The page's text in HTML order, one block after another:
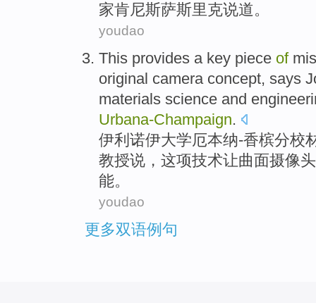
家肯尼斯萨斯里克说道。
youdao
This provides a key piece of
original camera concept, says
materials science and
Urbana-Champaign.
伊利诺伊大学厄本纳-香槟分校
教授说 ，这项技术让曲面摄像头
能。
youdao
更多双语例句